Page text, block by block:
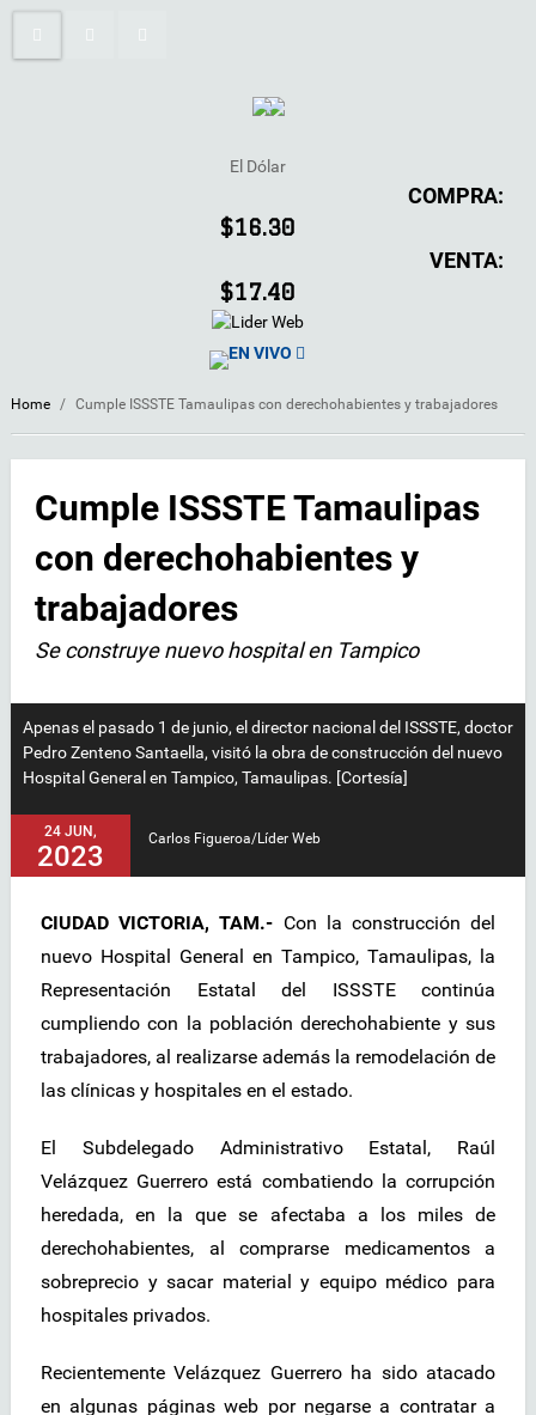
El Dólar
COMPRA:
$16.30
VENTA:
$17.40
EN VIVO
Home / Cumple ISSSTE Tamaulipas con derechohabientes y trabajadores
Cumple ISSSTE Tamaulipas
con derechohabientes y
trabajadores
Se construye nuevo hospital en Tampico
Apenas el pasado 1 de junio, el director nacional del ISSSTE, doctor
Pedro Zenteno Santaella, visitó la obra de construcción del nuevo
Hospital General en Tampico, Tamaulipas. [Cortesía]
24 JUN,
2023
Carlos Figueroa/Líder Web
CIUDAD VICTORIA, TAM.- Con la construcción del
nuevo Hospital General en Tampico, Tamaulipas, la
Representación Estatal del ISSSTE continúa
cumpliendo con la población derechohabiente y sus
trabajadores, al realizarse además la remodelación de
las clínicas y hospitales en el estado.
El Subdelegado Administrativo Estatal, Raúl
Velázquez Guerrero está combatiendo la corrupción
heredada, en la que se afectaba a los miles de
derechohabientes, al comprarse medicamentos a
sobreprecio y sacar material y equipo médico para
hospitales privados.
Recientemente Velázquez Guerrero ha sido atacado
en algunas páginas web por negarse a contratar a